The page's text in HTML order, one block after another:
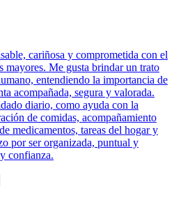
cariñosa y comprometida con el
mayores. Me gusta brindar un trato
entendiendo la importancia de
acompañada, segura y valorada.
diario, como ayuda con la
de comidas, acompañamiento
medicamentos, tareas del hogar y
por ser organizada, puntual y
confianza.